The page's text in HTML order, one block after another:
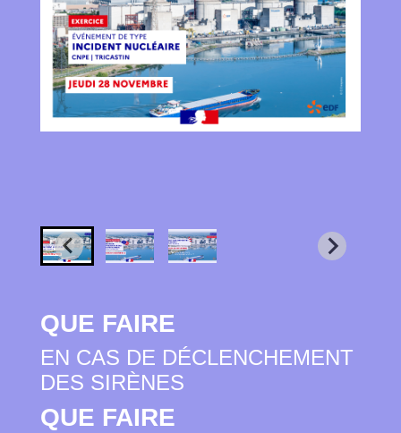
QUE FAIRE
EN CAS DE DÉCLENCHEMENT
DES SIRÈNES
QUE FAIRE